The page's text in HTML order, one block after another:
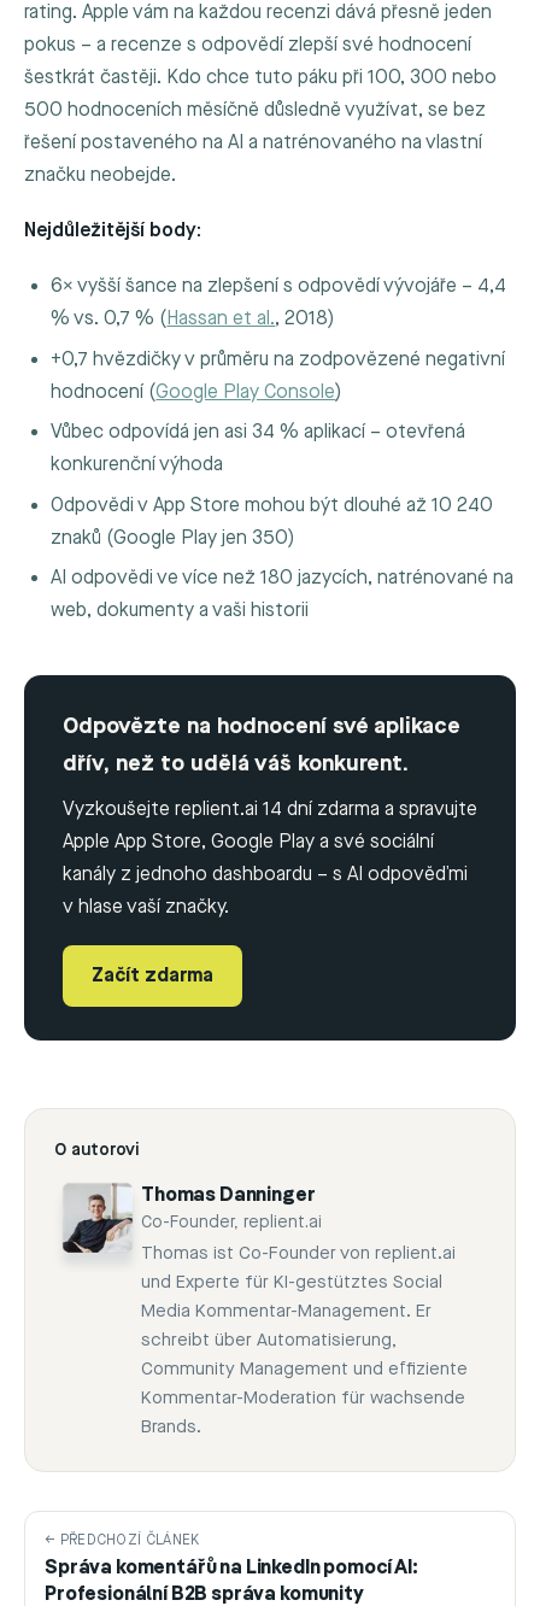
rating. Apple vám na každou recenzi dává přesně jeden
pokus – a recenze s odpovědí zlepší své hodnocení
šestkrát častěji. Kdo chce tuto páku při 100, 300 nebo
500 hodnoceních měsíčně důsledně využívat, se bez
řešení postaveného na AI a natrénovaného na vlastní
značku neobejde.
Nejdůležitější body:
6× vyšší šance na zlepšení s odpovědí vývojáře – 4,4
% vs. 0,7 % (Hassan et al., 2018)
+0,7 hvězdičky v průměru na zodpovězené negativní
hodnocení (Google Play Console)
Vůbec odpovídá jen asi 34 % aplikací – otevřená
konkurenční výhoda
Odpovědi v App Store mohou být dlouhé až 10 240
znaků (Google Play jen 350)
AI odpovědi ve více než 180 jazycích, natrénované na
web, dokumenty a vaši historii
Odpovězte na hodnocení své aplikace
dřív, než to udělá váš konkurent.
Vyzkoušejte replient.ai 14 dní zdarma a spravujte
Apple App Store, Google Play a své sociální
kanály z jednoho dashboardu – s AI odpověďmi
v hlase vaší značky.
Začít zdarma
O autorovi
Thomas Danninger
Co-Founder, replient.ai
Thomas ist Co-Founder von replient.ai
und Experte für KI-gestütztes Social
Media Kommentar-Management. Er
schreibt über Automatisierung,
Community Management und effiziente
Kommentar-Moderation für wachsende
Brands.
← PŘEDCHOZÍ ČLÁNEK
Správa komentářů na LinkedIn pomocí AI:
Profesionální B2B správa komunity